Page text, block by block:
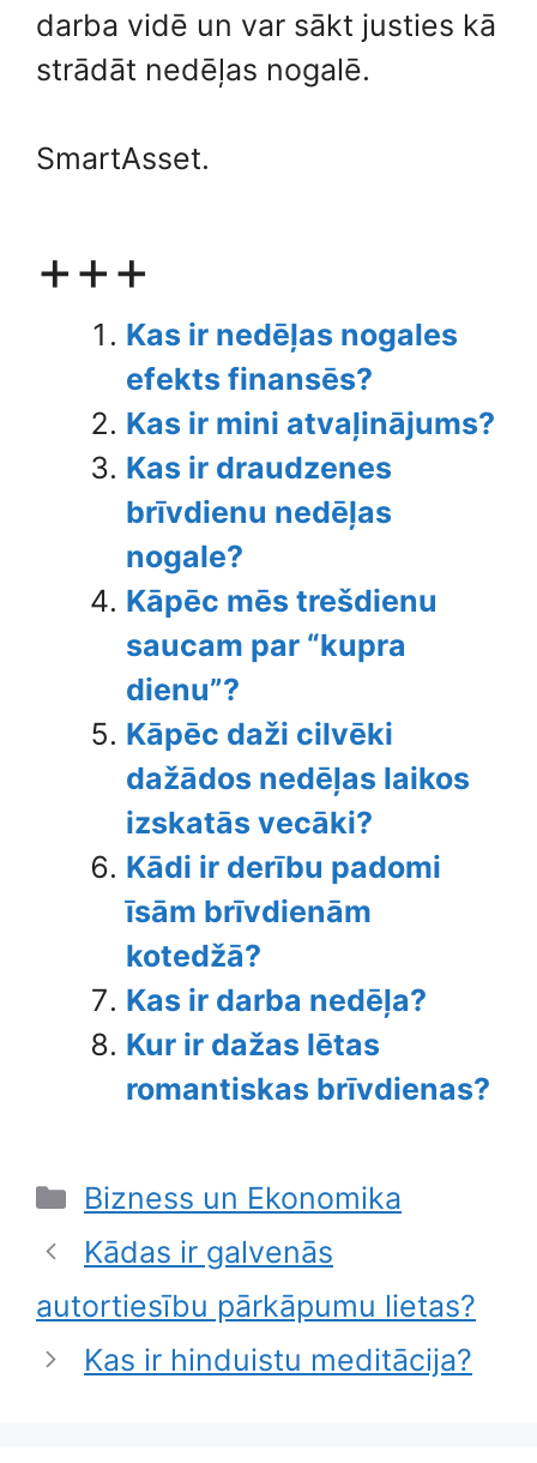
darba vidē un var sākt justies kā
strādāt nedēļas nogalē.
SmartAsset.
+++
Kas ir nedēļas nogales
efekts finansēs?
Kas ir mini atvaļinājums?
Kas ir draudzenes
brīvdienu nedēļas
nogale?
Kāpēc mēs trešdienu
saucam par “kupra
dienu”?
Kāpēc daži cilvēki
dažādos nedēļas laikos
izskatās vecāki?
Kādi ir derību padomi
īsām brīvdienām
kotedžā?
Kas ir darba nedēļa?
Kur ir dažas lētas
romantiskas brīvdienas?
Categories
Bizness un Ekonomika
Kādas ir galvenās
autortiesību pārkāpumu lietas?
Kas ir hinduistu meditācija?